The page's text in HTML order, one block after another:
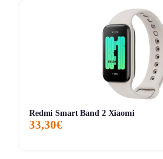
Redmi Smart Band 2 Xiaomi
33,30€